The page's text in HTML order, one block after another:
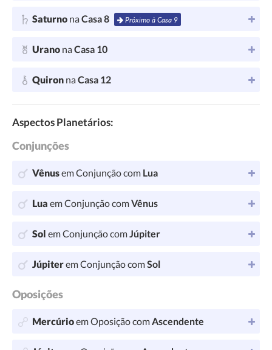
Saturno naCasa 8 Próximo à Casa 9
Urano naCasa 10
Quiron naCasa 12
Aspectos Planetários:
Conjunções
Vênusem Conjunção com Lua
Lua em Conjunção comVênus
Sol em Conjunção comJúpiter
Júpiterem Conjunção comSol
Oposições
Mercúrioem Oposição comAscendente